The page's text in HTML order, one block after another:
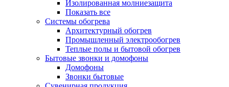
Изолированная молниезащита
Показать все
Системы обогрева
Архитектурный обогрев
Промышленный электрообогрев
Теплые полы и бытовой обогрев
Бытовые звонки и домофоны
Домофоны
Звонки бытовые